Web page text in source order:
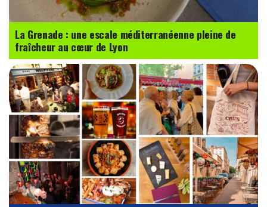
La Grenade : une escale méditerranéenne pleine de
fraîcheur au cœur de Lyon